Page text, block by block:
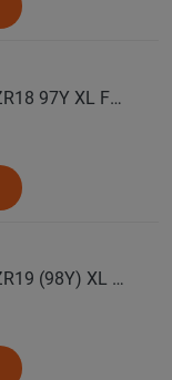
CONTINENTAL Автошина 265/35 ZR18 97Y XL FR SportContact 7 лето
CONTINENTAL Автошина 265/35 ZR19 (98Y) XL FR SportContact 7 лето